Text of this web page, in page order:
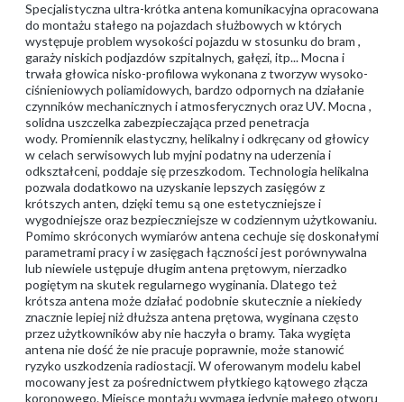
Specjalistyczna ultra-krótka antena komunikacyjna opracowana
do montażu stałego na pojazdach służbowych w których
występuje problem wysokości pojazdu w stosunku do bram ,
garaży niskich podjazdów szpitalnych, gałęzi, itp... Mocna i
trwała głowica nisko-profilowa wykonana z tworzyw wysoko-
ciśnieniowych poliamidowych, bardzo odpornych na działanie
czynników mechanicznych i atmosferycznych oraz UV. Mocna ,
solidna uszczelka zabezpieczająca przed penetracja
wody. Promiennik elastyczny, helikalny i odkręcany od głowicy
w celach serwisowych lub myjni podatny na uderzenia i
odkształceni, poddaje się przeszkodom. Technologia helikalna
pozwala dodatkowo na uzyskanie lepszych zasięgów z
krótszych anten, dzięki temu są one estetyczniejsze i
wygodniejsze oraz bezpieczniejsze w codziennym użytkowaniu.
Pomimo skróconych wymiarów antena cechuje się doskonałymi
parametrami pracy i w zasięgach łączności jest porównywalna
lub niewiele ustępuje długim antena prętowym, nierzadko
pogiętym na skutek regularnego wyginania. Dlatego też
krótsza antena może działać podobnie skutecznie a niekiedy
znacznie lepiej niż dłuższa antena prętowa, wyginana często
przez użytkowników aby nie haczyła o bramy. Taka wygięta
antena nie dość że nie pracuje poprawnie, może stanowić
ryzyko uszkodzenia radiostacji. W oferowanym modelu kabel
mocowany jest za pośrednictwem płytkiego kątowego złącza
koronowego. Miejsce montażu wymaga jedynie małego otworu